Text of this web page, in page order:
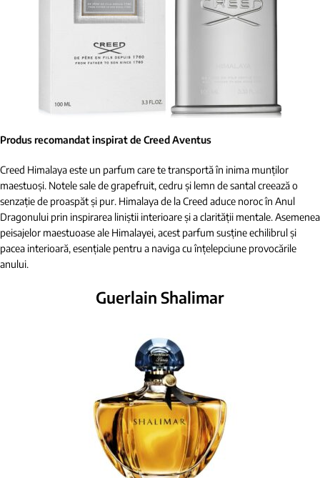
Produs recomandat inspirat de Creed Aventus
Creed Himalaya este un parfum care te transportă în inima munților
maestuoși. Notele sale de grapefruit, cedru și lemn de santal creează o
senzație de proaspăt și pur. Himalaya de la Creed aduce noroc în Anul
Dragonului prin inspirarea liniștii interioare și a clarității mentale. Asemenea
peisajelor maestuoase ale Himalayei, acest parfum susține echilibrul și
pacea interioară, esențiale pentru a naviga cu înțelepciune provocările
anului.
Guerlain Shalimar